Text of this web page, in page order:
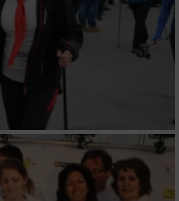
Inhalten
Statistiken
aus
der Angebote